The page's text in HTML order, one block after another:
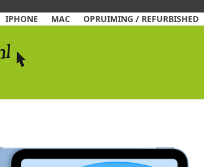
IPHONE MAC OPRUIMING / REFURBISHED